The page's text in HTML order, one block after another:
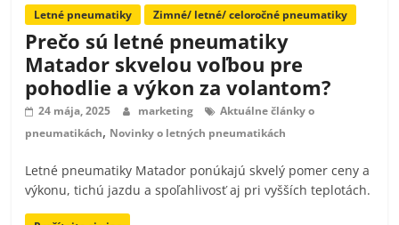
Letné pneumatiky Zimné/ letné/ celoročné pneumatiky
Prečo sú letné pneumatiky
Matador skvelou voľbou pre
pohodlie a výkon za volantom?
24 mája, 2025 marketing
Aktuálne články o
pneumatikách, Novinky o letných pneumatikách
Letné pneumatiky Matador ponúkajú skvelý pomer ceny a
výkonu, tichú jazdu a spoľahlivosť aj pri vyšších teplotách.